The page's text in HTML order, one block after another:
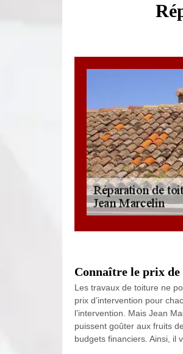
Connaître le prix
Les travaux de toiture ne
prix d’intervention pour
l’intervention. Mais Jean
puissent goûter aux fruits
budgets financiers. Ainsi, il